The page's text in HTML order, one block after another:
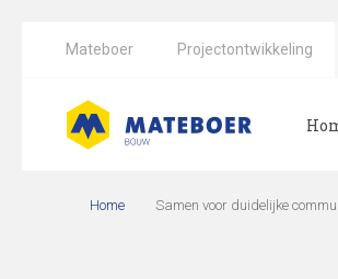
Mateboer Projectontwikkeling
Home Samen voor duidelijke